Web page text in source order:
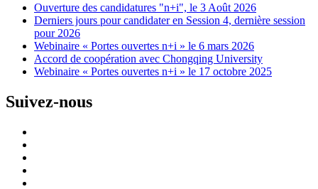
Ouverture des candidatures "n+i", le 3 Août 2026
Derniers jours pour candidater en Session 4, dernière session
pour 2026
Webinaire « Portes ouvertes n+i » le 6 mars 2026
Accord de coopération avec Chongqing University
Webinaire « Portes ouvertes n+i » le 17 octobre 2025
Suivez-nous